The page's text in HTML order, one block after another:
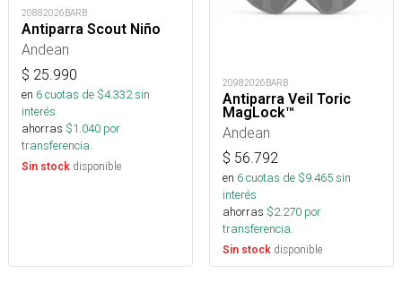
20882026BARB
Antiparra Scout Niño
Andean
$ 25.990
en 6cuotas de $4.332sin
interés
ahorras $1.040 por
transferencia.
Sin stock disponible
20982026BARB
Antiparra Veil Toric
MagLock™
Andean
$ 56.792
en 6cuotas de $9.465sin
interés
ahorras $2.270 por
transferencia.
Sin stock disponible